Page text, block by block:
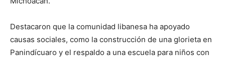
Destacaron que la comunidad libanesa ha apoyado
causas sociales, como la construcción de una glorieta en
Panindícuaro y el respaldo a una escuela para niños con